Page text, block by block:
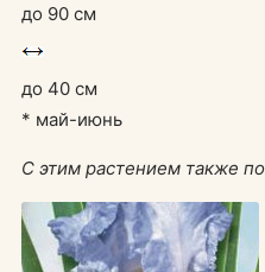
до 90 см
до 40 см
* май-июнь
С этим растением также